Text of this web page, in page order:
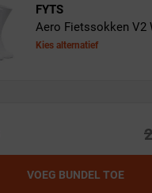
FYTS
Aero Fietssokken V2
Kies alternatief
VOEG BUNDEL TOE